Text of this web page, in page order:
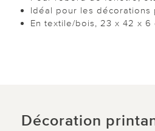
Idéal pour les décorations
En textile/bois, 23 x 42 x 6
Décoration